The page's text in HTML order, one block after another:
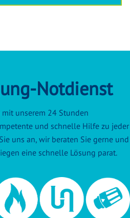
Notdienst
unserem 24 Stunden
und schnelle Hilfe zu jeder
uns an, wir beraten Sie gerne und
eine schnelle Lösung parat.